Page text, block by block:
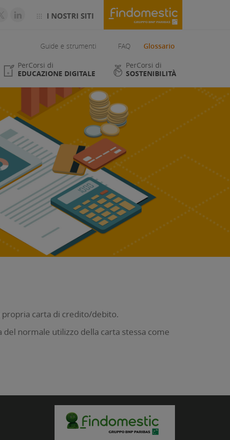
I NOSTRI SITI
PerCorsi di
EDUCAZIONE DIGITALE
PerCorsi di
SOSTENIBILITÀ
Guide e strumenti FAQ Glossario
propria carta di credito/debito.
normale utilizzo della carta stessa come